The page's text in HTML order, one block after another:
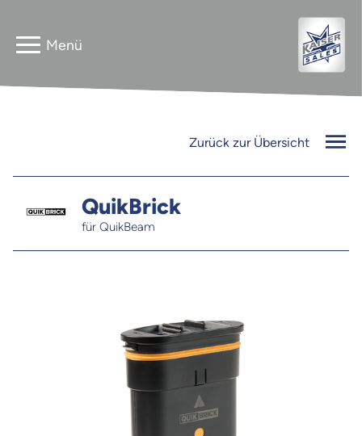
InnLED
Gebrauchtverkauf
Vermieter
Kontakt
Newsletter
Zurück zur Übersicht
QuikBrick
für QuikBeam